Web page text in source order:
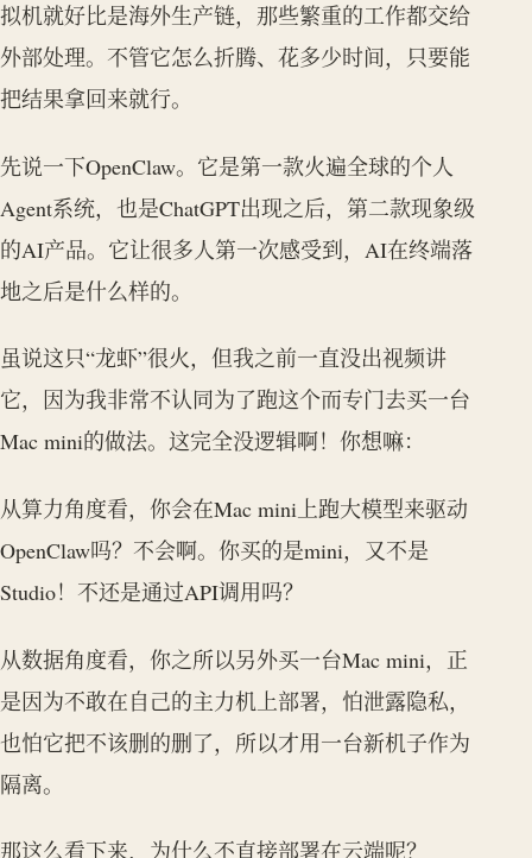
拟机就好比是海外生产链，那些繁重的工作都交给
外部处理。不管它怎么折腾、花多少时间，只要能
把结果拿回来就行。
先说一下OpenClaw。它是第一款火遍全球的个人
Agent系统，也是ChatGPT出现之后，第二款现象级
的AI产品。它让很多人第一次感受到，AI在终端落
地之后是什么样的。
虽说这只“龙虾”很火，但我之前一直没出视频讲
它，因为我非常不认同为了跑这个而专门去买一台
Mac mini的做法。这完全没逻辑啊！你想嘛：
从算力角度看，你会在Mac mini上跑大模型来驱动
OpenClaw吗？不会啊。你买的是mini，又不是
Studio！不还是通过API调用吗？
从数据角度看，你之所以另外买一台Mac mini，正
是因为不敢在自己的主力机上部署，怕泄露隐私，
也怕它把不该删的删了，所以才用一台新机子作为
隔离。
那这么看下来，为什么不直接部署在云端呢？